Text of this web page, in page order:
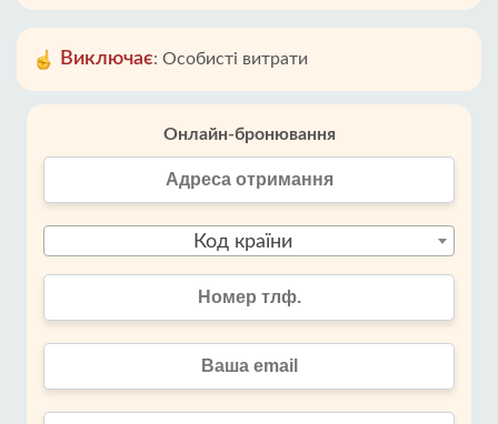
Виключає: Особисті витрати
Онлайн-бронювання
Код країни